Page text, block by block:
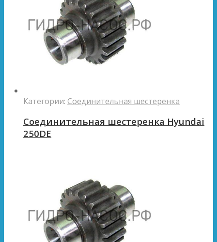
Категории: Соединительная шестеренка
Соединительная шестеренка Hyundai
250DE